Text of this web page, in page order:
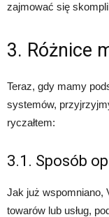
zajmować się
3. Różnice
Teraz, gdy mamy
systemów,
ryczałtem:
3.1. Sposób
Jak już wspomniano,
towarów lub usług,